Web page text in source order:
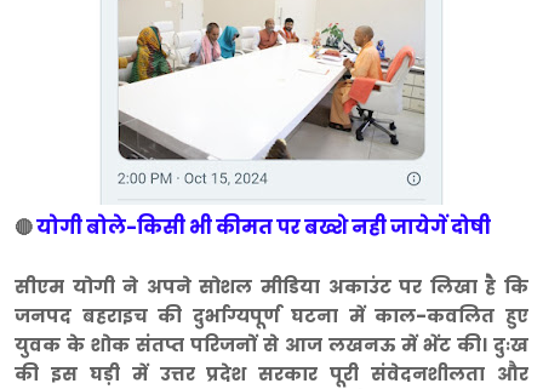
🔴योगी बोले-किसी भी कीमत पर बख्शे नही जायेगें दोषी
सीएम योगी ने अपने सोशल मीडिया अकाउंट पर लिखा है कि
जनपद बहराइच की दुर्भाग्यपूर्ण घटना में काल-कवलित हुए
युवक के शोक संतप्त परिजनों से आज लखनऊ में भेंट की। दुःख
की इस घड़ी में उत्तर प्रदेश सरकार पूरी संवेदनशीलता और